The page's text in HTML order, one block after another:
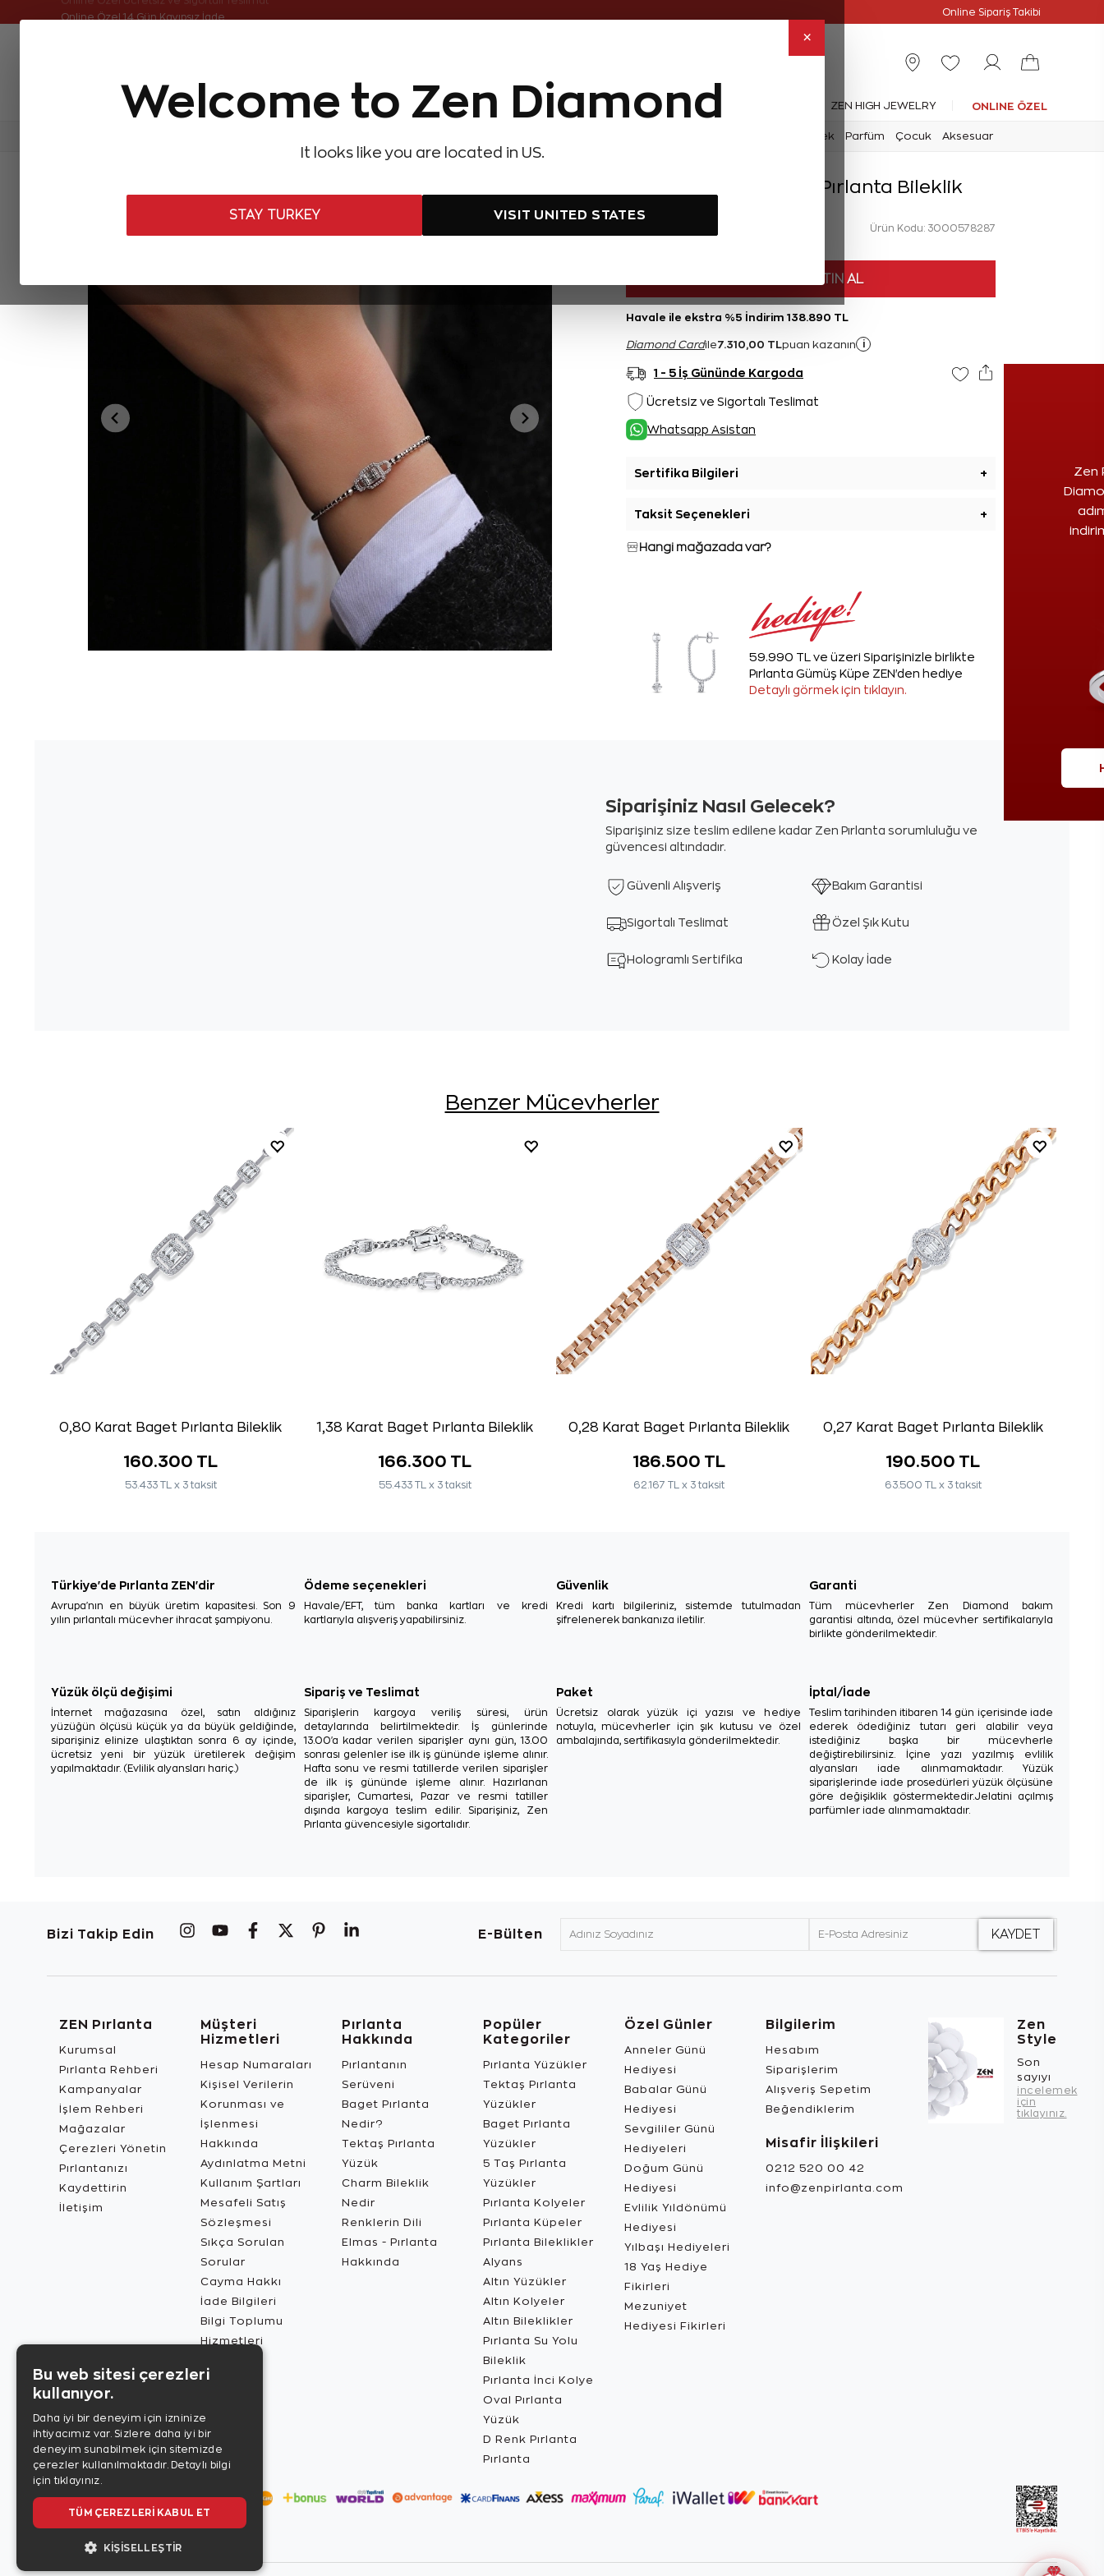
×
Welcome to Zen Diamond
It looks like you are located in US.
STAY TURKEY VISIT UNITED STATES
Online Özel Ücretsiz ve Sigortalı Teslimat Online Sipariş Takibi
Aynı Gün Kargo Çok Satanlar Hediye Önerileri Evlilik Teklifi Setler Özel Koleksiyonlar ZEN HIGH JEWELRY ONLINE ÖZEL
Erkek Parfüm Çocuk Aksesuar
0,27 Karat Baget Pırlanta Bileklik
Ürün Kodu: 3000578287
146.200 TL
HEMEN SATIN AL
Havale ile ekstra %5 İndirim 138.890 TL
Diamond Cardile7.310,00 TL puan kazanın i
Zen
1 - 5 İş Gününde Kargoda
Ücretsiz ve Sigortalı Teslimat
Whatsapp Asistan
Sertifika Bilgileri +
Taksit Seçenekleri +
Hangi mağazada var?
59.990 TL ve üzeri Siparişinizle birlikte
Pırlanta Gümüş Küpe ZEN'den hediye
Detaylı görmek için tıklayın.
Siparişiniz Nasıl Gelecek?
Siparişiniz size teslim edilene kadar Zen Pırlanta sorumluluğu ve
güvencesi altındadır.
Güvenli Alışveriş Bakım Garantisi
Sigortalı Teslimat Özel Şık Kutu
Hologramlı Sertifika Kolay İade
Benzer Mücevherler
0,80 Karat Baget Pırlanta Bileklik
160.300 TL
53.433 TL x 3 taksit
1,38 Karat Baget Pırlanta Bileklik
166.300 TL
55.433 TL x 3 taksit
0,28 Karat Baget Pırlanta Bileklik
186.500 TL
62.167 TL x 3 taksit
0,27 Karat Baget Pırlanta Bileklik
190.500 TL
63.500 TL x 3 taksit
Türkiye'de Pırlanta ZEN'dir
Avrupa'nın en büyük üretim kapasitesi. Son 9
yılın pırlantalı mücevher ihracat şampiyonu.
Ödeme seçenekleri
Havale/EFT, tüm banka kartları ve kredi
kartlarıyla alışveriş yapabilirsiniz.
Güvenlik
Kredi kartı bilgileriniz, sistemde tutulmadan
şifrelenerek bankanıza iletilir.
Garanti
Tüm mücevherler Zen Diamond bakım
garantisi altında, özel mücevher sertifikalarıyla
birlikte gönderilmektedir.
Yüzük ölçü değişimi
İnternet mağazasına özel, satın aldığınız
yüzüğün ölçüsü küçük ya da büyük geldiğinde,
siparişiniz elinize ulaştıktan sonra 6 ay içinde,
ücretsiz yeni bir yüzük üretilerek değişim
yapılmaktadır. (Evlilik alyansları hariç.)
Sipariş ve Teslimat
Siparişlerin kargoya veriliş süresi, ürün
detaylarında belirtilmektedir. İş günlerinde
13.00'a kadar verilen siparişler aynı gün, 13.00
sonrası gelenler ise ilk iş gününde işleme alınır.
Hafta sonu ve resmi tatillerde verilen siparişler
de ilk iş gününde işleme alınır. Hazırlanan
siparişler, Cumartesi, Pazar ve resmi tatiller
dışında kargoya teslim edilir. Siparişiniz, Zen
Pırlanta güvencesiyle sigortalıdır.
Paket
Ücretsiz olarak yüzük içi yazısı ve hediye
notuyla, mücevherler için şık kutusu ve özel
ambalajında, sertifikasıyla gönderilmektedir.
İptal/İade
Teslim tarihinden itibaren 14 gün içerisinde iade
ederek ödediğiniz tutarı geri alabilir veya
istediğiniz başka bir mücevherle
değiştirebilirsiniz. İçine yazı yazılmış evlilik
alyansları iade alınmamaktadır. Yüzük
siparişlerinde iade prosedürleri yüzük ölçüsüne
göre değişiklik göstermektedir.Jelatini açılmış
parfümler iade alınmamaktadır.
Bizi Takip Edin E-Bülten
ZEN Pırlanta
Kurumsal
Pırlanta Rehberi
Kampanyalar
İşlem Rehberi
Mağazalar
Çerezleri Yönetin
Pırlantanızı
Kaydettirin
İletişim
Müşteri
Hizmetleri
Hesap Numaraları
Kişisel Verilerin
Korunması ve
İşlenmesi
Hakkında
Aydınlatma Metni
Kullanım Şartları
Mesafeli Satış
Sözleşmesi
Sıkça Sorulan
Sorular
Cayma Hakkı
İade Bilgileri
Bilgi Toplumu
Hizmetleri
Pırlanta
Hakkında
Pırlantanın
Serüveni
Baget Pırlanta
Nedir?
Tektaş Pırlanta
Yüzük
Charm Bileklik
Nedir
Renklerin Dili
Elmas - Pırlanta
Hakkında
Popüler
Kategoriler
Pırlanta Yüzükler
Tektaş Pırlanta
Yüzükler
Baget Pırlanta
Yüzükler
5 Taş Pırlanta
Yüzükler
Pırlanta Kolyeler
Pırlanta Küpeler
Pırlanta Bileklikler
Alyans
Altın Yüzükler
Altın Kolyeler
Altın Bileklikler
Pırlanta Su Yolu
Bileklik
Pırlanta İnci Kolye
Oval Pırlanta
Yüzük
D Renk Pırlanta
Pırlanta
Özel Günler
Anneler Günü
Hediyesi
Babalar Günü
Hediyesi
Sevgililer Günü
Hediyeleri
Doğum Günü
Hediyesi
Evlilik Yıldönümü
Hediyesi
Yılbaşı Hediyeleri
18 Yaş Hediye
Fikirleri
Mezuniyet
Hediyesi Fikirleri
Bilgilerim
Hesabım
Siparişlerim
Alışveriş Sepetim
Beğendiklerim
Misafir İlişkileri
0212 520 00 42
info@zenpirlanta.com
Zen
Style
Son
sayıyı
incelemek
için
tıklayınız.
Bu web sitesi çerezleri
kullanıyor.
Daha iyi bir deneyim için izninize
ihtiyacımız var. Sizlere daha iyi bir
deneyim sunabilmek için sitemizde
çerezler kullanılmaktadır. Detaylı bilgi
için tıklayınız.
TÜM ÇEREZLERI KABUL ET
KIŞISELLEŞTIR